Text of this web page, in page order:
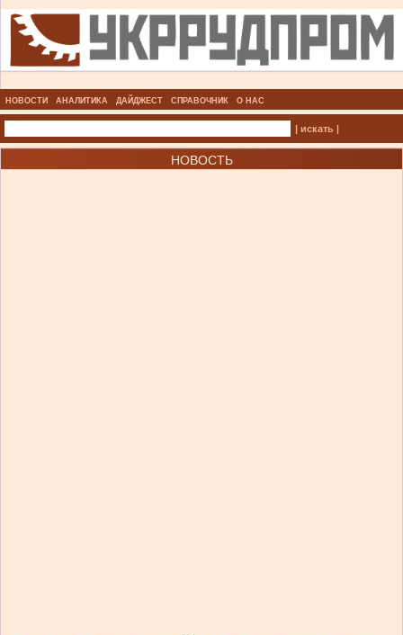
НОВОСТИ АНАЛИТИКА ДАЙДЖЕСТ СПРАВОЧНИК О НАС
| искать |
НОВОСТЬ